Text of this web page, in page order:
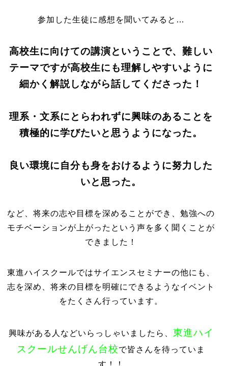
参加した生徒に感想を聞いてみると…
高校生に向けての講演ということで、難しい
テーマですが高校生にも理解しやすいように
細かく解説しながら話してくださった！
理系・文系にとらわれずに興味のあることを
積極的に学びたいと思うようになった。
良い環境に自分も身をおけるように努力した
いと思った。
など、将来の志や目標を深めることができ、勉強への
モチベーションが上がったという声を多く聞くことが
できました！
東進ハイスクールではサイエンスセミナーの他にも、
志を深め、将来の目標を明確にできるようなイベント
をたくさん行っています。
興味がある人などいらっしゃいましたら、 東進ハイ
スクールせんげん台校で皆さんを待っていま
す！！